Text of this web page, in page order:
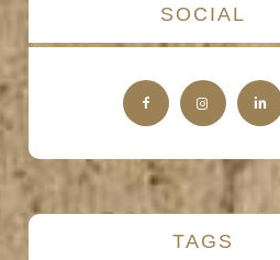
SOCIAL
TAGS